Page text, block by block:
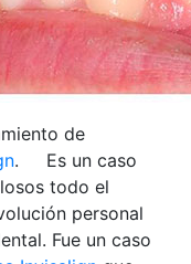
de
. Es un caso
todo el
personal
Fue un caso